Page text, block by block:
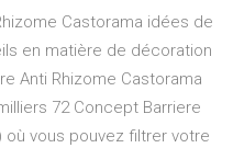
Castorama idées de
en matière de décoration
Anti Rhizome Castorama
72 Concept Barriere
où vous pouvez filtrer votre